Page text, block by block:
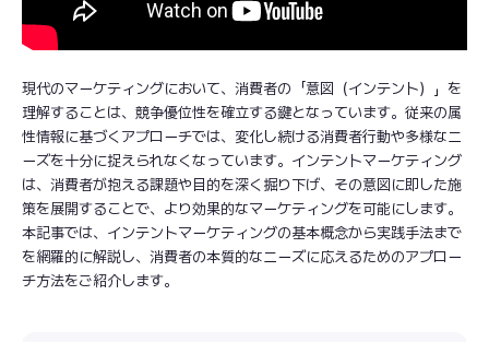
現代のマーケティングにおいて、消費者の「意図（インテント）」を
理解することは、競争優位性を確立する鍵となっています。従来の属
性情報に基づくアプローチでは、変化し続ける消費者行動や多様なニ
ーズを十分に捉えられなくなっています。インテントマーケティング
は、消費者が抱える課題や目的を深く掘り下げ、その意図に即した施
策を展開することで、より効果的なマーケティングを可能にします。
本記事では、インテントマーケティングの基本概念から実践手法まで
を網羅的に解説し、消費者の本質的なニーズに応えるためのアプロー
チ方法をご紹介します。